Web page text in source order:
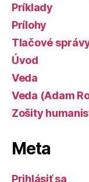
Príklady
Prílohy
Tlačové
Úvod
Veda
Veda (Adam
Zošity
Meta
Prihlásiť sa